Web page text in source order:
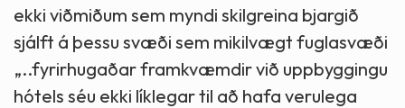
ekki viðmiðum sem myndi skilgreina bjargið
sjálft á þessu svæði sem mikilvægt fuglasvæði
„..fyrirhugaðar framkvæmdir við uppbyggingu
hótels séu ekki líklegar til að hafa verulega